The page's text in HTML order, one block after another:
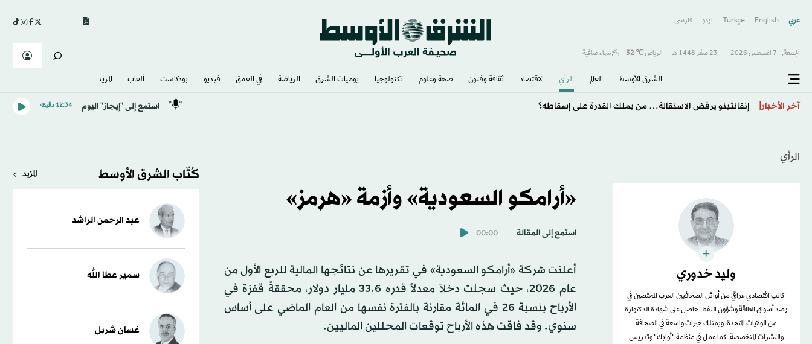
عربي English
Türkçe اردو فارسى
الجمعة, 7 أغسطس 2026 - 23 صفَر 1448 هـ الرياض℃
32 سماء صافية
الشرق الأوسط​ العالم الرأي الاقتصاد ثقافة وفنون صحة وعلوم تكنولوجيا يوميات الشرق​ الرياضة في العمق فيديو بودكاست ألعاب المزيد
آخر الأخبار
طرابزون يكتب صفحة جديدة مع صلاح… استقبال أسطوري وشغف لا يوصف
استمع إلى "إيجاز" اليوم 12:34 دقيقه
الرأي
وليد خدوري
كاتب اقتصادي عراقي من أوائل الصحافيين العرب المختصين في
رصد أسواق الطاقة وشؤون النفط. حاصل على شهادة الدكتوارة
من الولايات المتحدة، ويمتلك خبرات واسعة في الصحافة
والنشرات المتخصصة. كما عمل في منظمة "أوابك" وتدريس
«أرامكو السعودية» وأزمة «هرمز»
استمع إلى المقالة 00:00
أعلنت شركة «أرامكو السعودية» في تقريرها عن نتائجها المالية للربع الأول من
عام 2026، حيث سجلت دخلاً معدلاً قدره 33.6 مليار دولار، محققةً قفزة في
الأرباح بنسبة 26 في المائة مقارنة بالفترة نفسها من العام الماضي على أساس
سنوي. وقد فاقت هذه الأرباح توقعات المحللين الماليين.
كُتّاب الشرق الأوسط المزيد
عبد الرحمن الراشد
سمير عطا الله
غسان شربل